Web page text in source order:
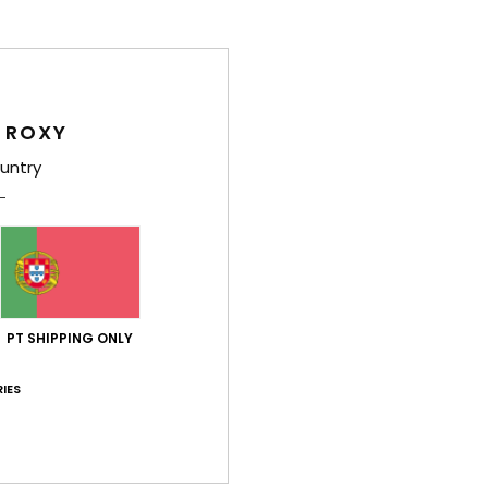
PT SHIPPING ONLY